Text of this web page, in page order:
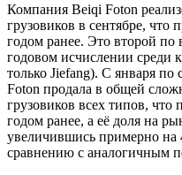
Компания Beiqi Foton
грузовиков в сентябре,
годом ранее. Это второй по
годовом исчислении среди
только Jiefang). С января по
Foton продала в общей
грузовиков всех типов,
годом ранее, а её доля на
увеличившись примерно
сравнению с аналогичным